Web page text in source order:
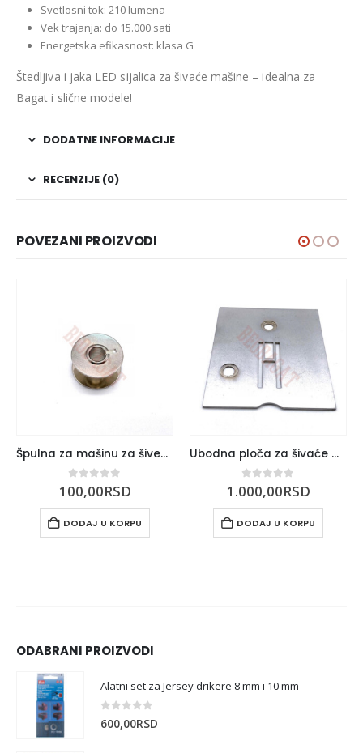
Svetlosni tok: 210 lumena
Vek trajanja: do 15.000 sati
Energetska efikasnost: klasa G
Štedljiva i jaka LED sijalica za šivaće mašine – idealna za
Bagat i slične modele!
DODATNE INFORMACIJE
RECENZIJE (0)
POVEZANI PROIZVODI
Špulna za mašinu za šivenje
0 out of 5
100,00RSD
DODAJ U KORPU
Ubodna ploča za šivaće mašine Ruža Step
0out of 5
1.000,00RSD
DODAJ U KORPU
ODABRANI PROIZVODI
Alatni set za Jersey drikere 8 mm i 10 mm
600,00RSD